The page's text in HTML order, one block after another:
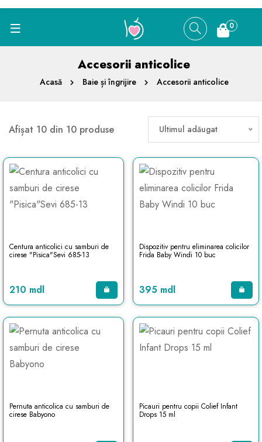
0
Accesorii anticolice
Acasă Baie și îngrijire Accesorii anticolice
Afișat 10 din 10 produse Ultimul adăugat
Centura anticolici cu samburi de
cirese "Pisica"Sevi 685-13
210 mdl
Dispozitiv pentru eliminarea colicilor
Frida Baby Windi 10 buc
395 mdl
Pernuta anticolica cu samburi de
cirese Babyono
Picauri pentru copii Colief Infant
Drops 15 ml